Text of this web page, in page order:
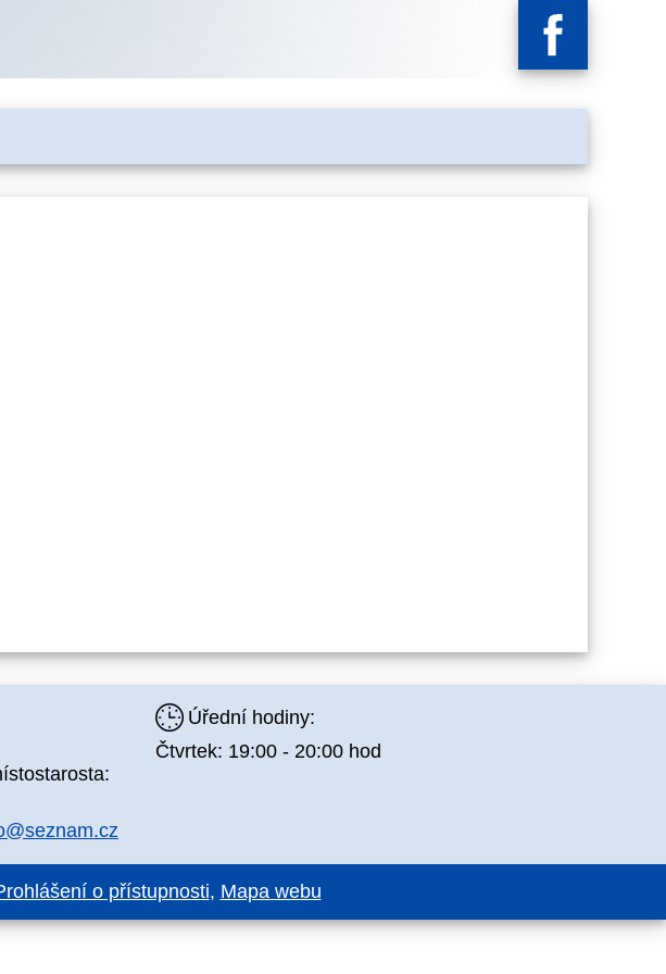
Úřední hodiny:
Čtvrtek: 19:00 - 20:00 hod
o přístupnosti, Mapa webu